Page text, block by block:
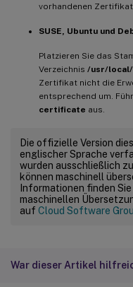
vorhandenen
SUSE, Ubuntu und
Platzieren Sie das
Verzeichnis /usr/
Zertifikat nicht die
entsprechend um.
certificate aus.
Die offizielle Version
englischer Sprache
wurden ausschließlich
können maschinell
Informationen finden
maschinellen
auf Cloud Software
War dieser Artikel